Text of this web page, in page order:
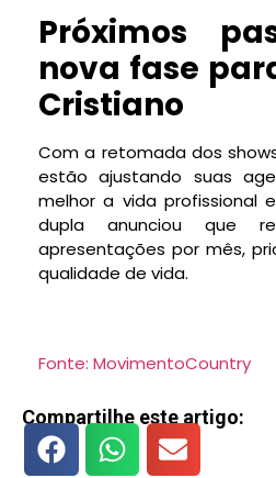
Próximos
nova fase
Cristiano
Com a retomada dos
estão ajustando suas
melhor a vida profissional
dupla anunciou que
apresentações por mês,
qualidade de vida.
Fonte: MovimentoCountry
Compartilhe este artigo: